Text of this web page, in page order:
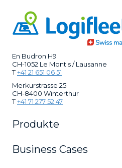
En Budron H9
CH-1052 Le Mont s / Lausanne
T+41 21 651 06 51
Merkurstrasse 25
CH-8400 Winterthur
T+41 71 277 52 47
Produkte
Business Cases